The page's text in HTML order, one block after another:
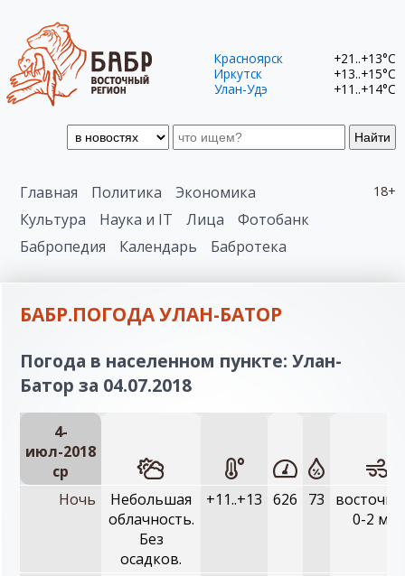
Найти
Красноярск
+21..+13°C
Иркутск
+13..+15°C
Улан-Удэ
+11..+14°C
18+
Главная Политика
Экономика
Культура
Наука и IT Лица
Фотобанк
Бабропедия
Календарь Бабротека
БАБР.ПОГОДА УЛАН-БАТОР
Погода в населенном пункте: Улан-
Батор за 04.07.2018
4-
июл-2018
ср
Ночь
Небольшая
облачность.
Без
осадков.
+11..+13 626 73
0-2 м/с